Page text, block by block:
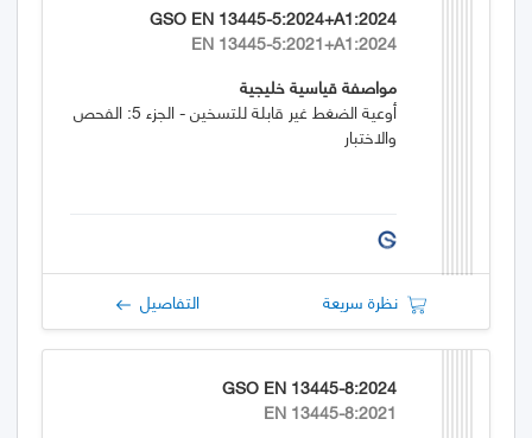
GSO EN 13445-5:2024+A1:2024
EN 13445-5:2021+A1:2024
مواصفة قياسية خليجية
أوعية الضغط غير قابلة للتسخين - الجزء 5: الفحص
والاختبار
نظرة سريعة التفاصيل
GSO EN 13445-8:2024
EN 13445-8:2021